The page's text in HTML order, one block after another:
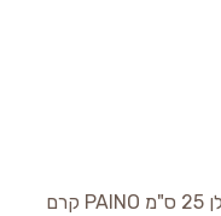
צלחת פורצלן 25 ס"מ PAINO קרם